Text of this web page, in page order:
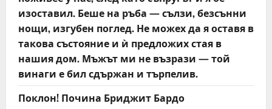
t
i
o
n
изоставил. Беше на ръба — сълзи, безсънни
нощи, изгубен поглед. Не можех да я оставя в
такова състояние и ѝ предложих стая в
нашия дом. Мъжът ми не възрази — той
винаги е бил сдържан и търпелив.
Поклон! Почина Бриджит Бардо